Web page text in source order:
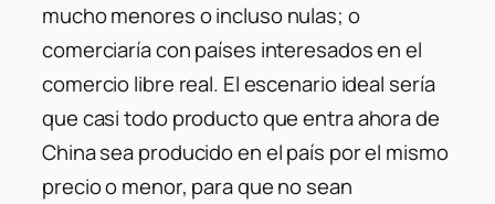
mucho menores o incluso nulas; o
comerciaría con países interesados en el
comercio libre real. El escenario ideal sería
que casi todo producto que entra ahora de
China sea producido en el país por el mismo
precio o menor, para que no sean